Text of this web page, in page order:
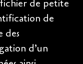
de petite
de
des
d’un